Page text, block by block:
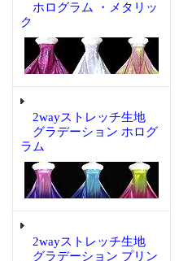
ホログラム ・メタリッ
ク
2wayストレッチ生地
グラデーション ホログ
ラム
2wayストレッチ生地
グラデーション プリン